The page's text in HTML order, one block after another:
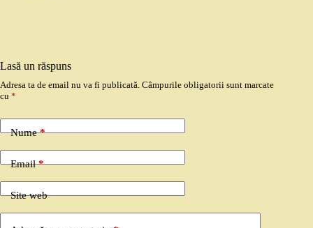
Lasă un răspuns
Adresa ta de email nu va fi publicată. Câmpurile obligatorii sunt marcate
cu *
Nume*
Email*
Site web